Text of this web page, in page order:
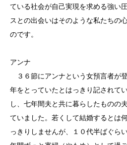
ている社会が自己実現を求める強い
スとの出会いはそのような私たちの
のです。
アンナ
３６節にアンナという女預言者が
年をとっていたとはっきり記されて
し、七年間夫と共に暮らしたものの
ていました。若くして結婚するとは
っきりしませんが、１０代半ばぐら